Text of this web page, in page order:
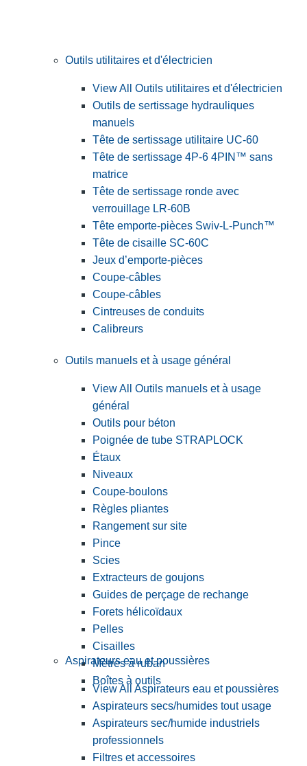
Outils utilitaires et d'électricien
View All Outils utilitaires et d'électricien
Outils de sertissage hydrauliques
manuels
Tête de sertissage utilitaire UC-60
Tête de sertissage 4P-6 4PIN™ sans
matrice
Tête de sertissage ronde avec
verrouillage LR-60B
Tête emporte-pièces Swiv-L-Punch™
Tête de cisaille SC-60C
Jeux d’emporte-pièces
Coupe-câbles
Coupe-câbles
Cintreuses de conduits
Calibreurs
Outils manuels et à usage général
View All Outils manuels et à usage
général
Outils pour béton
Poignée de tube STRAPLOCK
Étaux
Niveaux
Coupe-boulons
Règles pliantes
Rangement sur site
Pince
Scies
Extracteurs de goujons
Guides de perçage de rechange
Forets hélicoïdaux
Pelles
Cisailles
Mètres à ruban
Boîtes à outils
Aspirateurs eau et poussières
View All Aspirateurs eau et poussières
Aspirateurs secs/humides tout usage
Aspirateurs sec/humide industriels
professionnels
Filtres et accessoires